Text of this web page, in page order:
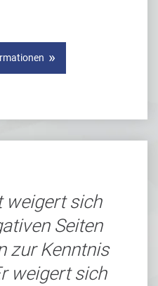
weigert sich
Seiten
zur Kenntnis
weigert sich